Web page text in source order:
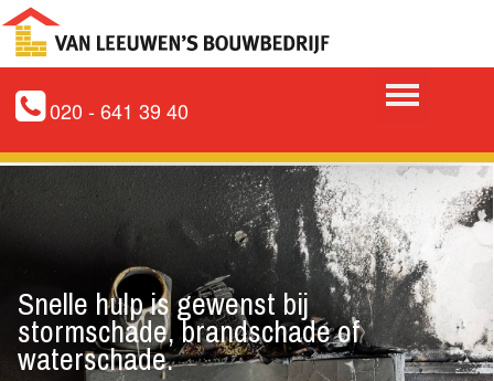
020 - 641 39 40
Snelle hulp is gewenst bij
stormschade, brandschade of
waterschade.